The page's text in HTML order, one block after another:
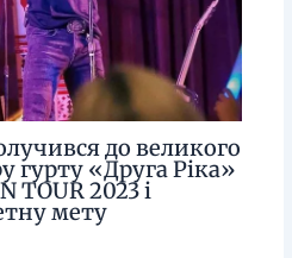
до великого
гурту «Друга Ріка»
TOUR 2023 і
мету